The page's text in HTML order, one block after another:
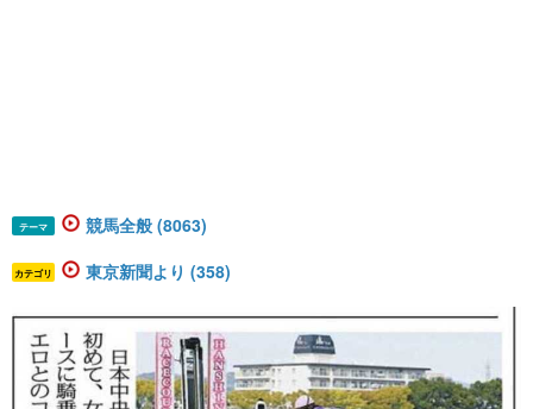
テーマ 競馬全般 (8063)
カテゴリ 東京新聞より (358)